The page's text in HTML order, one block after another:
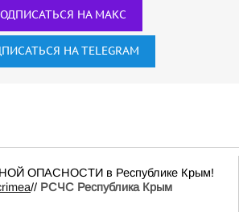
НА МАКС
НА TELEGRAM
ОПАСНОСТИ в Республике Крым!
// РСЧС Республика Крым